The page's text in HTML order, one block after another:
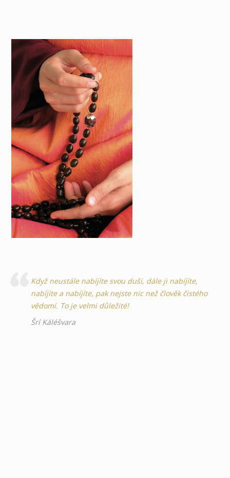
Když neustále nabíjíte svou duši, dále ji nabíjíte,
nabíjíte a nabíjíte, pak nejste nic než člověk čistého
vědomí. To je velmi důležité!
Šrí Káléšvara